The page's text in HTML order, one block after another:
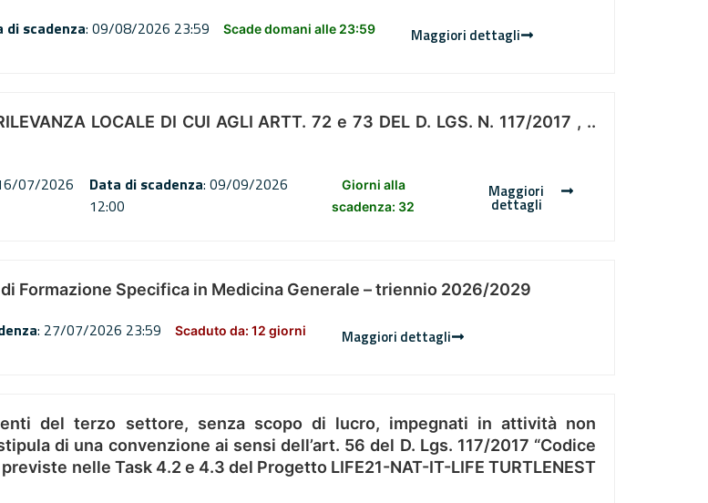
di scadenza: 09/08/2026 23:59 Scade domani alle 23:59 Maggiori dettagli
LOCALE DI CUI AGLI ARTT. 72 e 73 DEL D. LGS. N. 117/2017 , ..
07/2026
Data di scadenza: 09/09/2026
12:00
Giorni alla
scadenza: 32
Maggiori
dettagli
Formazione Specifica in Medicina Generale – triennio 2026/2029
: 27/07/2026 23:59 Scaduto da: 12 giorni Maggiori dettagli
del terzo settore, senza scopo di lucro, impegnati in attività non
di una convenzione ai sensi dell’art. 56 del D. Lgs. 117/2017 “Codice
nelle Task 4.2 e 4.3 del Progetto LIFE21-NAT-IT-LIFE TURTLENEST